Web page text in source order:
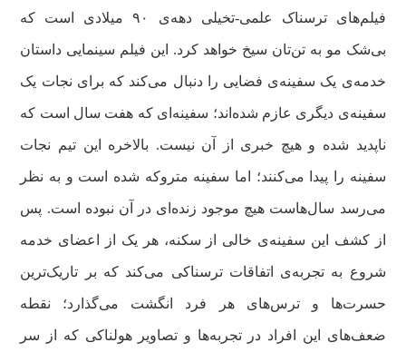
فیلم‌های ترسناک علمی-تخیلی دهه‌ی ۹۰ میلادی است که
بی‌شک مو به تن‌تان سیخ خواهد کرد. این فیلم سینمایی داستان
خدمه‌ی یک سفینه‌ی فضایی را دنبال می‌کند که برای نجات یک
سفینه‌ی دیگری عازم شده‌اند؛ سفینه‌ای که هفت سال است که
ناپدید شده و هیچ خبری از آن نیست. بالاخره این تیم نجات
سفینه را پیدا می‌کنند؛ اما سفینه متروکه شده است و به نظر
می‌رسد سال‌هاست هیچ موجود زنده‌ای در آن نبوده است. پس
از کشف این سفینه‌ی خالی از سکنه، هر یک از اعضای خدمه
شروع به تجربه‌ی اتفاقات ترسناکی می‌کند که بر تاریک‌ترین
حسرت‌ها و ترس‌های هر فرد انگشت می‌گذارد؛ نقطه
ضعف‌های این افراد در تجربه‌ها و تصاویر هولناکی که از سر